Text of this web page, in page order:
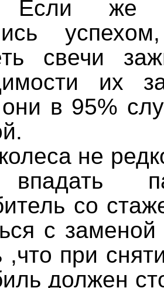
Если же
свечи
их
в 95%
не
впадать
со
с
,что при
должен